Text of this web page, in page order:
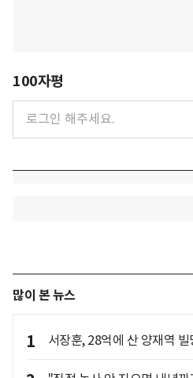
100자평
많이 본 뉴스
1 서장훈, 28억에 산 양재역